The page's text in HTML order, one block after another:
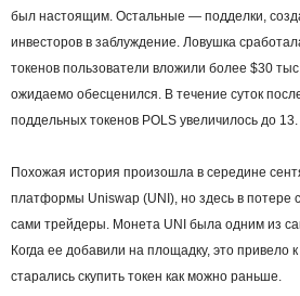
был настоящим. Остальные — подделки,
инвесторов в заблуждение. Ловушка
токенов пользователи вложили более $30
ожидаемо обесценился. В течение суток
поддельных токенов POLS увеличилось до 13.
Похожая история произошла в середине
платформы Uniswap (UNI), но здесь в потере
сами трейдеры. Монета UNI была одним из
Когда ее добавили на площадку, это
старались скупить токен как можно раньше.